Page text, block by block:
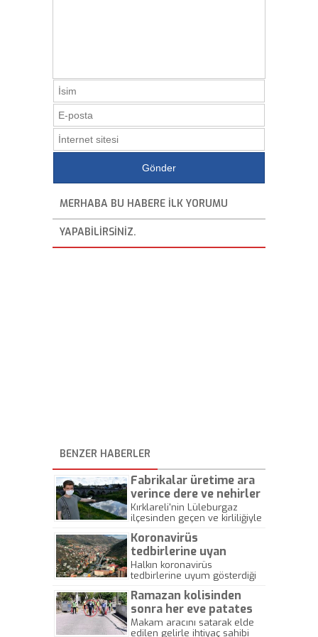
MERHABA BU HABERE ILK YORUMU
YAPABILIRSINIZ.
BENZER HABERLER
Fabrikalar üretime ara
verince dere ve nehirler
temizlenmeye başladı
Kırklareli'nin Lüleburgaz
ilçesinden geçen ve kirliliğiyle
Deresi, koronavirüs tedbirleri
kapsamında fabrikalar
üretime ara verince temiz
akmaya başladı. Kirlilik
nedeniyle canlı hayatının son
bulduğu derede, yeniden
balıklar görüldü, kurbağa
sesleri duyulmaya başlandı.
Koronavirüs
tedbirlerine uyan
Gümüşhane ve Bartın’da
günlerdir vaka
görülmüyor
Halkın koronavirüs
tedbirlerine uyum gösterdiği
koronavirüs vakasına
rastlanmadı. Kentin en işlek
cadde ve parklarında sakinlik
gözlendi. Bir diğer olumlu
Ramazan kolisinden
sonra her eve patates
soğan dağıtıyor
Makam aracını satarak elde
edilen gelirle ihtiyaç sahibi